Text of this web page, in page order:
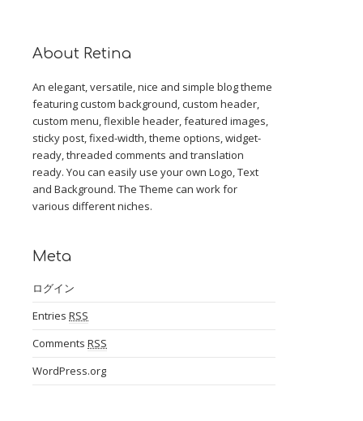
About Retina
An elegant, versatile, nice and simple blog theme
featuring custom background, custom header,
custom menu, flexible header, featured images,
sticky post, fixed-width, theme options, widget-
ready, threaded comments and translation
ready. You can easily use your own Logo, Text
and Background. The Theme can work for
various different niches.
Meta
ログイン
Entries RSS
Comments RSS
WordPress.org